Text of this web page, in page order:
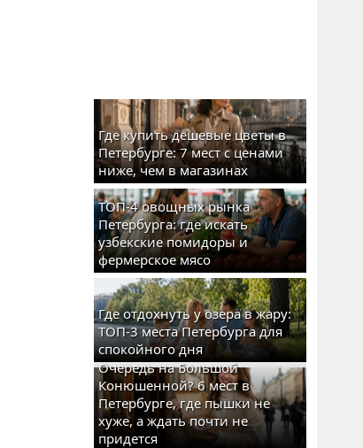
Где купить дешевые цветы в
Петербурге: 7 мест с ценами
ниже, чем в магазинах
ТОП-4 овощных рынка
Петербурга: где искать
узбекские помидоры и
фермерское мясо
Где отдохнуть у озера в жару:
ТОП-3 места Петербурга для
спокойного дня
Очередь на Большой
Конюшенной? 6 мест в
Петербурге, где пышки не
хуже, а ждать почти не
придется